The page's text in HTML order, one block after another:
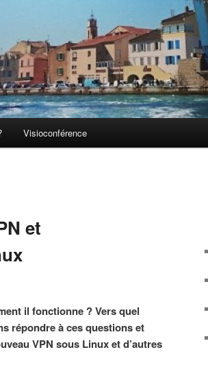
Visioconférence
et
il fonctionne ? Vers quel
répondre à ces questions et
VPN sous Linux et d’autres